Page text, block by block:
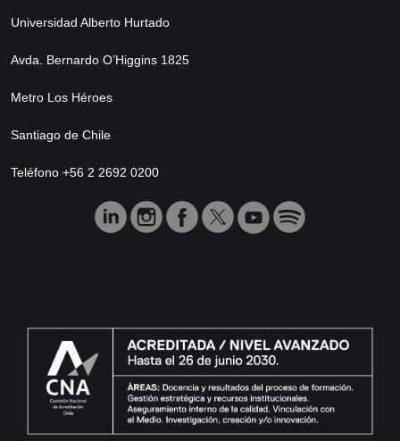
Universidad Alberto Hurtado
Avda. Bernardo O’Higgins 1825
Metro Los Héroes
Santiago de Chile
Teléfono +56 2 2692 0200